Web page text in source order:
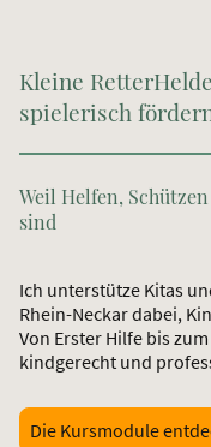
Kleine
spielerisch
Weil Helfen,
sind
Ich unterstütze Kitas
Rhein-Neckar dabei,
Von Erster Hilfe bis
kindgerecht und
Die Kursmodule